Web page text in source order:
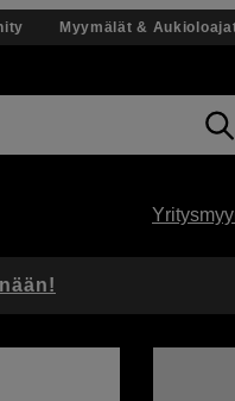
Myymälät &